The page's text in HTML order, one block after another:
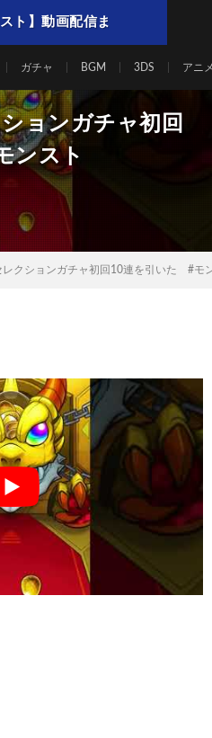
ト】動画配信ま
ガチャ BGM 3DS アニ
ョンガチャ初回
ンスト
レクションガチャ初回10連を引いた #モ